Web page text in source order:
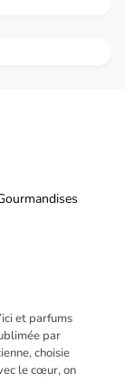
et parfums
par
choisie
le cœur, on